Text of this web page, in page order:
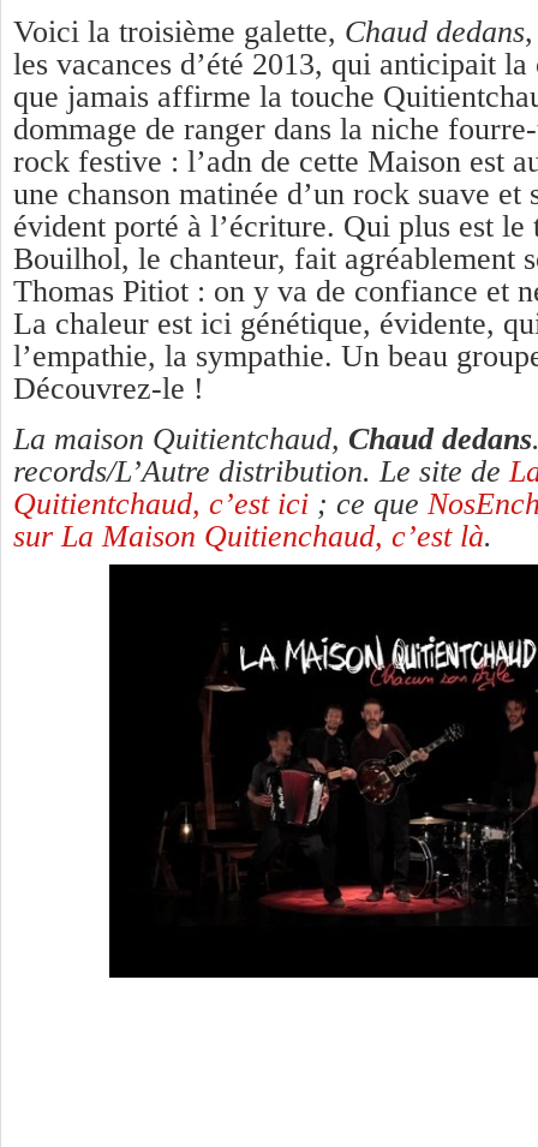
Voici la troisième galette, Chaud dedans
les vacances d’été 2013, qui anticipait
que jamais affirme la touche
dommage de ranger dans la niche
rock festive : l’adn de cette Maison est
une chanson matinée d’un rock suave
évident porté à l’écriture. Qui plus est le
Bouilhol, le chanteur, fait agréablement
Thomas Pitiot : on y va de confiance et
La chaleur est ici génétique, évidente,
l’empathie, la sympathie. Un beau
Découvrez-le !
La maison Quitientchaud, Chaud dedans
records/L’Autre distribution. Le site de
Quitientchaud, c’est ici ; ce que
sur La Maison Quitienchaud, c’est là.